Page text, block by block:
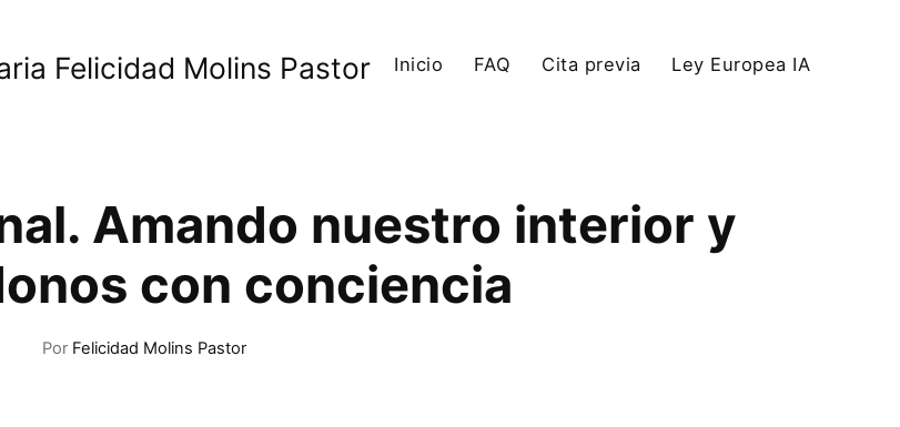
Felicidad Molins Pastor Inicio FAQ Cita previa Ley Europea IA
Amando nuestro interior y
con conciencia
Por Felicidad Molins Pastor